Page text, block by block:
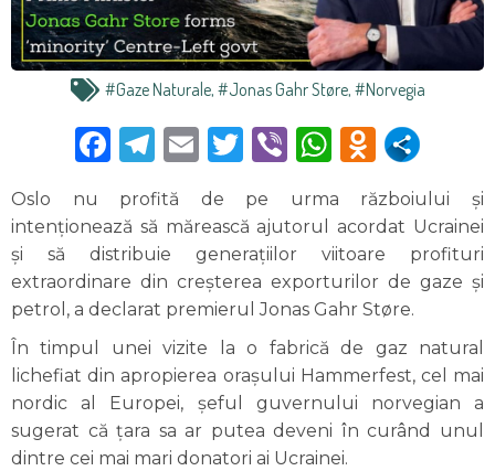
#gaze Naturale, #Jonas Gahr Støre, #Norvegia
Facebook
Telegram
EmailTwitter
Viber
Oslo nu profită de pe urma războiului și
intenționează să mărească ajutorul acordat Ucrainei
și să distribuie generațiilor viitoare profituri
extraordinare din creșterea exporturilor de gaze și
petrol, a declarat premierul Jonas Gahr Støre.
În timpul unei vizite la o fabrică de gaz natural
lichefiat din apropierea orașului Hammerfest, cel mai
nordic al Europei, șeful guvernului norvegian a
sugerat că țara sa ar putea deveni în curând unul
dintre cei mai mari donatori ai Ucrainei.